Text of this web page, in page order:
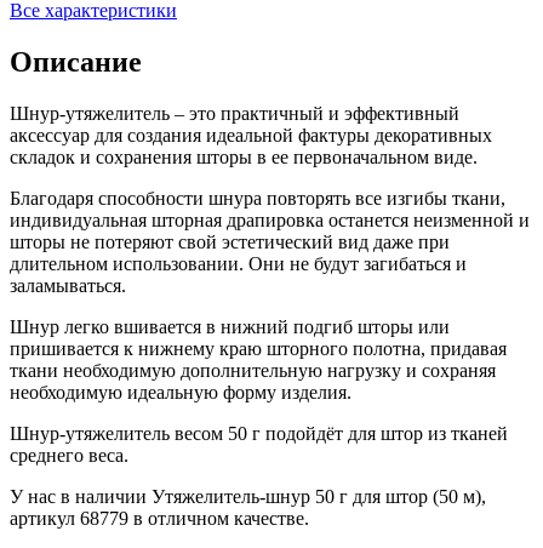
Все характеристики
Описание
Шнур-утяжелитель – это практичный и эффективный
аксессуар для создания идеальной фактуры декоративных
складок и сохранения шторы в ее первоначальном виде.
Благодаря способности шнура повторять все изгибы ткани,
индивидуальная шторная драпировка останется неизменной и
шторы не потеряют свой эстетический вид даже при
длительном использовании. Они не будут загибаться и
заламываться.
Шнур легко вшивается в нижний подгиб шторы или
пришивается к нижнему краю шторного полотна, придавая
ткани необходимую дополнительную нагрузку и сохраняя
необходимую идеальную форму изделия.
Шнур-утяжелитель весом 50 г подойдёт для штор из тканей
среднего веса.
У нас в наличии Утяжелитель-шнур 50 г для штор (50 м),
артикул 68779 в отличном качестве.